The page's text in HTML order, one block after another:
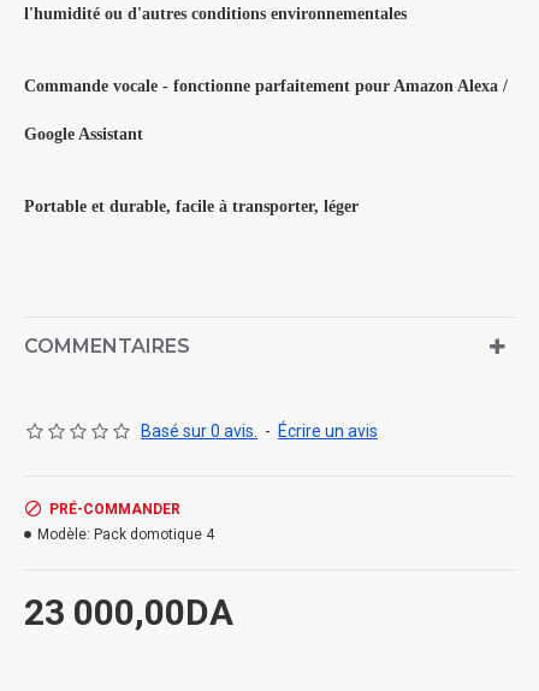
l'humidité ou d'autres conditions environnementales
Commande vocale - fonctionne parfaitement pour Amazon Alexa /
Google Assistant
Portable et durable, facile à transporter, léger
COMMENTAIRES
Basé sur 0 avis. - Écrire un avis
23 000,00DA
PRÉ-COMMANDER
Modèle: Pack domotique 4